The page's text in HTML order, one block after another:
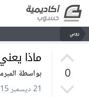
روبي
0
ماذا
بواسطة
21 ديسمبر 2015